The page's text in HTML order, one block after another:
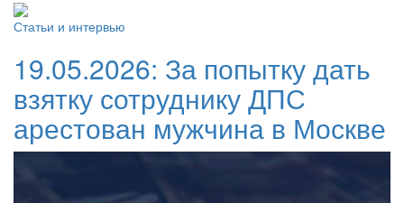
Статьи и интервью
19.05.2026: За попытку дать
взятку сотруднику ДПС
арестован мужчина в Москве